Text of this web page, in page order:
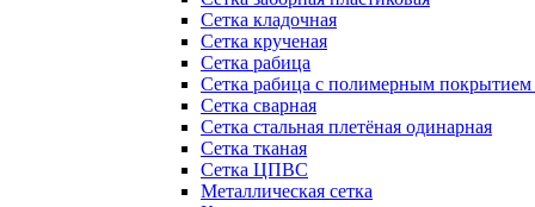
Сетка кладочная
Сетка крученая
Сетка рабица
Сетка рабица с полимерным покрытием
Сетка сварная
Сетка стальная плетёная одинарная
Сетка тканая
Сетка ЦПВС
Металлическая сетка